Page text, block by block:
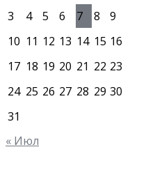
3
4 5 6 7 8
9
10 11 12 13 14 15 16
17 18 19 20 21 22 23
24 25 26 27 28 29 30
31
« Июл